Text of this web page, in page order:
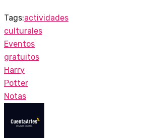
Tags:actividades
culturales
Eventos
gratuitos
Harry
Potter
Notas